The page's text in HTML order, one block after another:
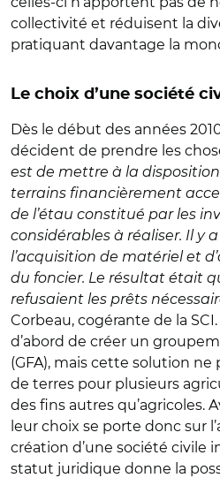
collectivité et réduisent la
pratiquant davantage la
Le choix d’une société
Dès le début des années
décident de prendre les
est de mettre à la
terrains financièrement
de l’étau constitué par les
considérables à réaliser. Il y
l’acquisition de matériel et
du foncier. Le résultat était
refusaient les prêts
Corbeau, cogérante de la
d’abord de créer un
(GFA), mais cette solution
de terres pour plusieurs
des fins autres qu’agricoles.
leur choix se porte donc sur
création d’une société civile
statut juridique donne la